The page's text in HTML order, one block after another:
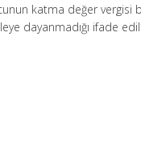
katma değer
dayanmadığı ifade